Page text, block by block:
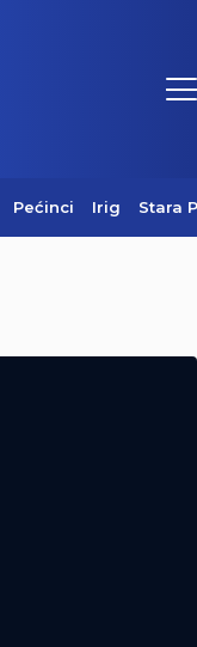
Pećinci Irig Stara